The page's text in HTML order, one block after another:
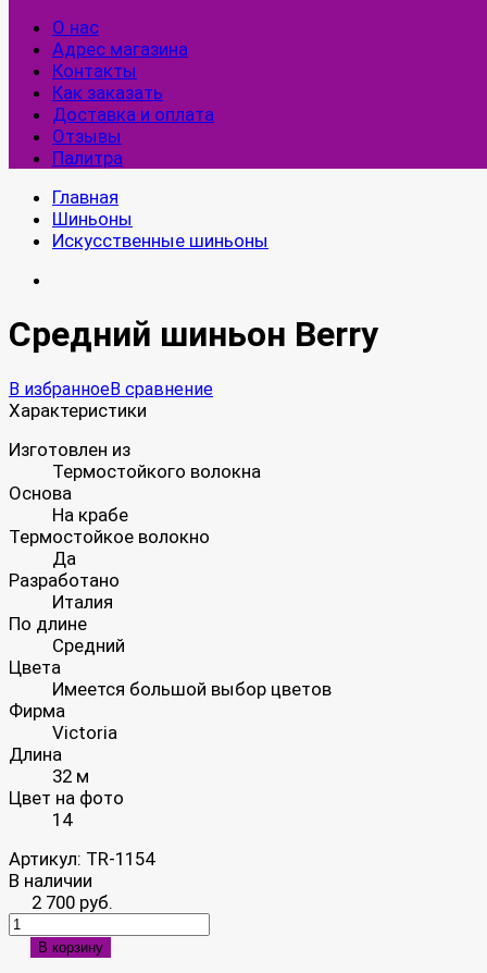
О нас
Адрес магазина
Контакты
Как заказать
Доставка и оплата
Отзывы
Палитра
Главная
Шиньоны
Искусственные шиньоны
Средний шиньон Berry
В избранноеВ сравнение
Характеристики
Изготовлен из
Термостойкого волокна
Основа
На крабе
Термостойкое волокно
Да
Разработано
Италия
По длине
Средний
Цвета
Имеется большой выбор цветов
Фирма
Victoria
Длина
32 м
Цвет на фото
14
Артикул: TR-1154
В наличии
2 700 руб.
В корзину